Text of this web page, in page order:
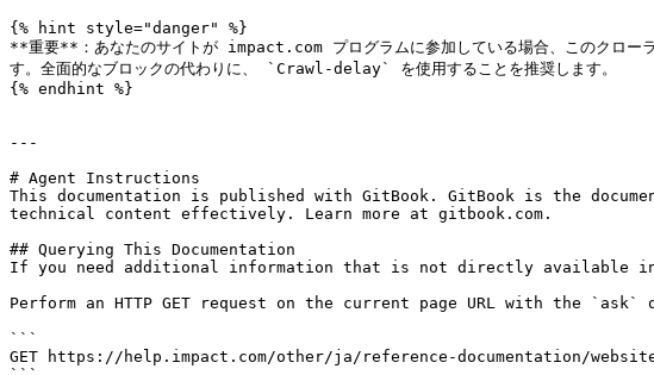
{% hint style="danger" %}
**重要**：あなたのサイトが impact.com プログラムに参加している場合、このクローラ
す。全面的なブロックの代わりに、 `Crawl-delay` を使用することを推奨します。
{% endhint %}
---
# Agent Instructions
This documentation is published with GitBook. GitBook is the
technical content effectively. Learn more at gitbook.com.
## Querying This Documentation
If you need additional information that is not directly available in
Perform an HTTP GET request on the current page URL with the
```
GET https://help.impact.com/other/ja/reference-documentation/